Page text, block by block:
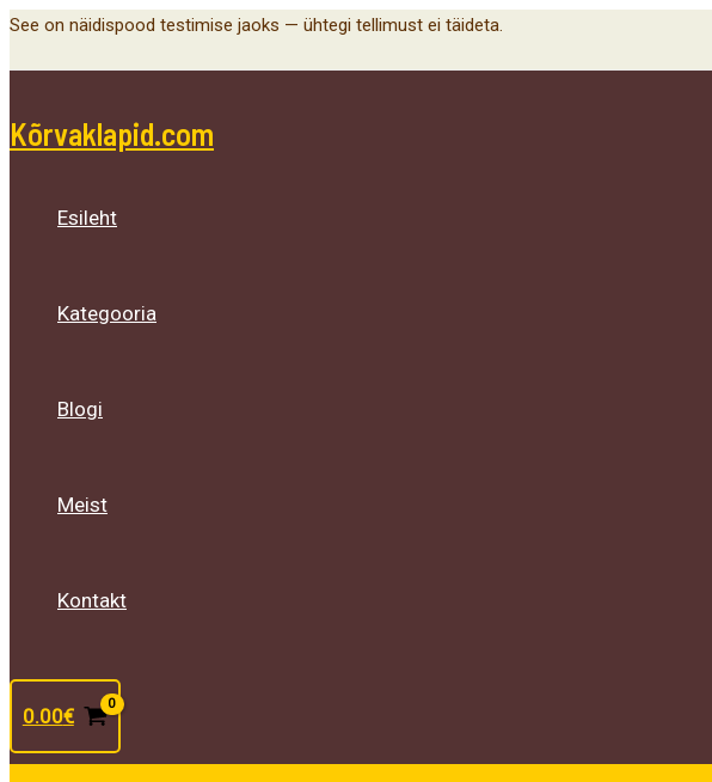
Skip
See on näidispood testimise jaoks — ühtegi tellimust ei täideta.
Kõrvaklapid.com
Esileht
Kategooria
Blogi
Meist
Kontakt
0.00€
Menu
Toggle
Menu
Toggle
Menu
Toggle